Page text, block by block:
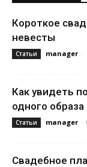
Короткое
невесты
Статьи manager -
Как увидеть
одного образа
Статьи manager -
Свадебное